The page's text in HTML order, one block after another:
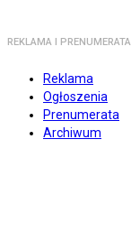
REKLAMA I PRENUMERATA
Reklama
Ogłoszenia
Prenumerata
Archiwum